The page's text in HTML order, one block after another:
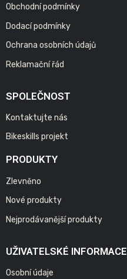
Obchodní podmínky
Dodací podmínky
Ochrana osobních údajů
Reklamační řád
SPOLEČNOST
Kontaktujte nás
Bikeskills projekt
PRODUKTY
Zlevněno
Nové produkty
Nejprodávanější produkty
UŽIVATELSKÉ INFORMACE
Osobní údaje